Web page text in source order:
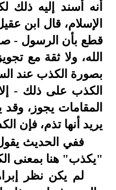
أنه أسند إليه
الإسلام، قال ابن
قطع بأن الرسول -
الله، ولا ثقة مع
بصورة الكذب عند
الكذب على ذلك -
المقامات يجوز،
يريد أنها تذم، فإن
ففي الحديث
"يكذب" هنا بمعنى
لم يكن نظر